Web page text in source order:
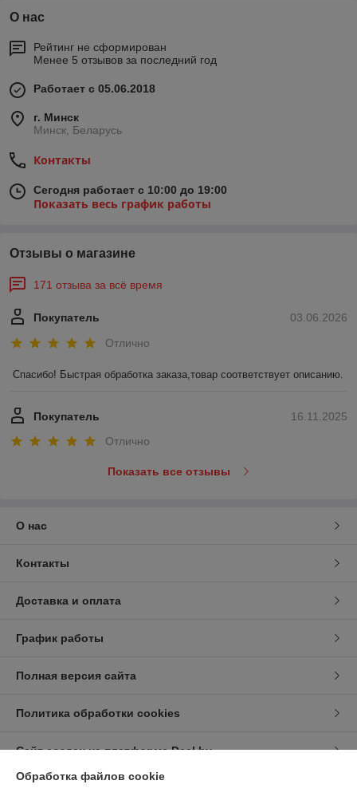
О нас
Рейтинг не сформирован
Менее 5 отзывов за последний год
Работает с 05.06.2018
г. Минск
Минск, Беларусь
Контакты
Сегодня работает с 10:00 до 19:00
Показать весь график работы
Отзывы о магазине
171 отзыва за всё время
03.06.2026
Покупатель
Отлично
Спасибо! Быстрая обработка заказа,товар соответствует описанию.
16.11.2025
Покупатель
Отлично
Показать все отзывы
О нас
Контакты
Доставка и оплата
График работы
Полная версия сайта
Политика обработки cookies
Сайт создан на платформе Deal.by
Обработка файлов cookie